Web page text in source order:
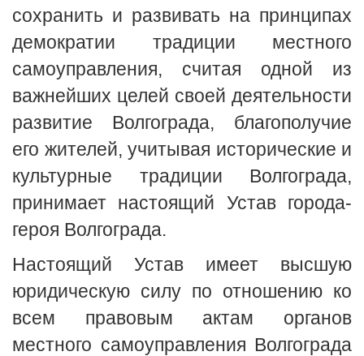
сохранить и развивать на принципах
демократии традиции местного
самоуправления, считая одной из
важнейших целей своей деятельности
развитие Волгограда, благополучие
его жителей, учитывая исторические и
культурные традиции Волгограда,
принимает настоящий Устав города-
героя Волгограда.
Настоящий Устав имеет высшую
юридическую силу по отношению ко
всем правовым актам органов
местного самоуправления Волгограда